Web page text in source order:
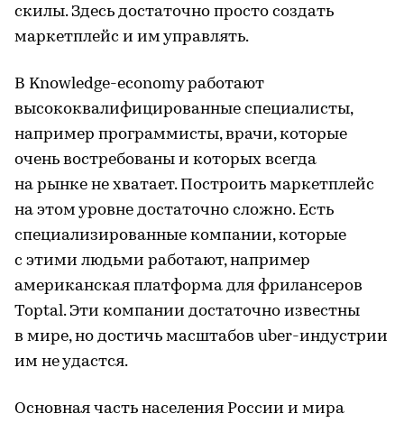
скилы. Здесь достаточно просто создать
маркетплейс и им управлять.
В Knowledge-economy работают
высококвалифицированные специалисты,
например программисты, врачи, которые
очень востребованы и которых всегда
на рынке не хватает. Построить маркетплейс
на этом уровне достаточно сложно. Есть
специализированные компании, которые
с этими людьми работают, например
американская платформа для фрилансеров
Toptal. Эти компании достаточно известны
в мире, но достичь масштабов uber-индустрии
им не удастся.
Основная часть населения России и мира